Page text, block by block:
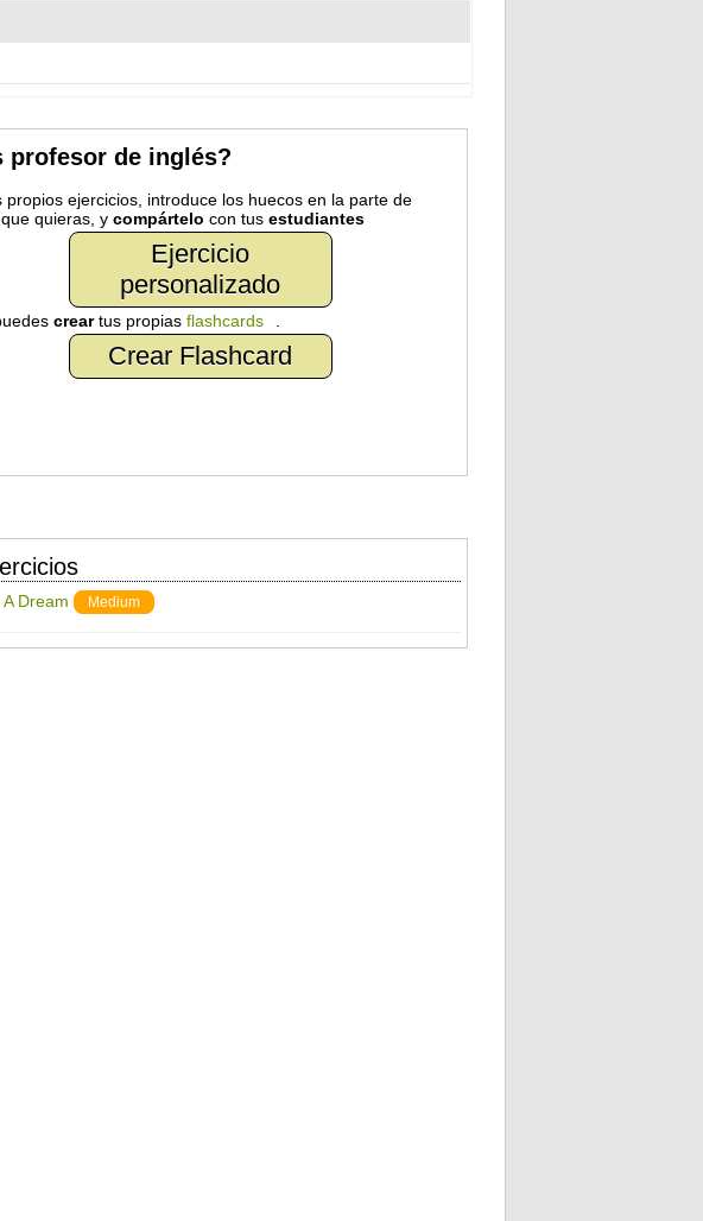
profesor de inglés?
ejercicios, introduce los huecos en la parte de
quieras, y compártelo con tus estudiantes
Ejercicio
personalizado
creartus propias flashcards
Crear Flashcard
Dream Medium